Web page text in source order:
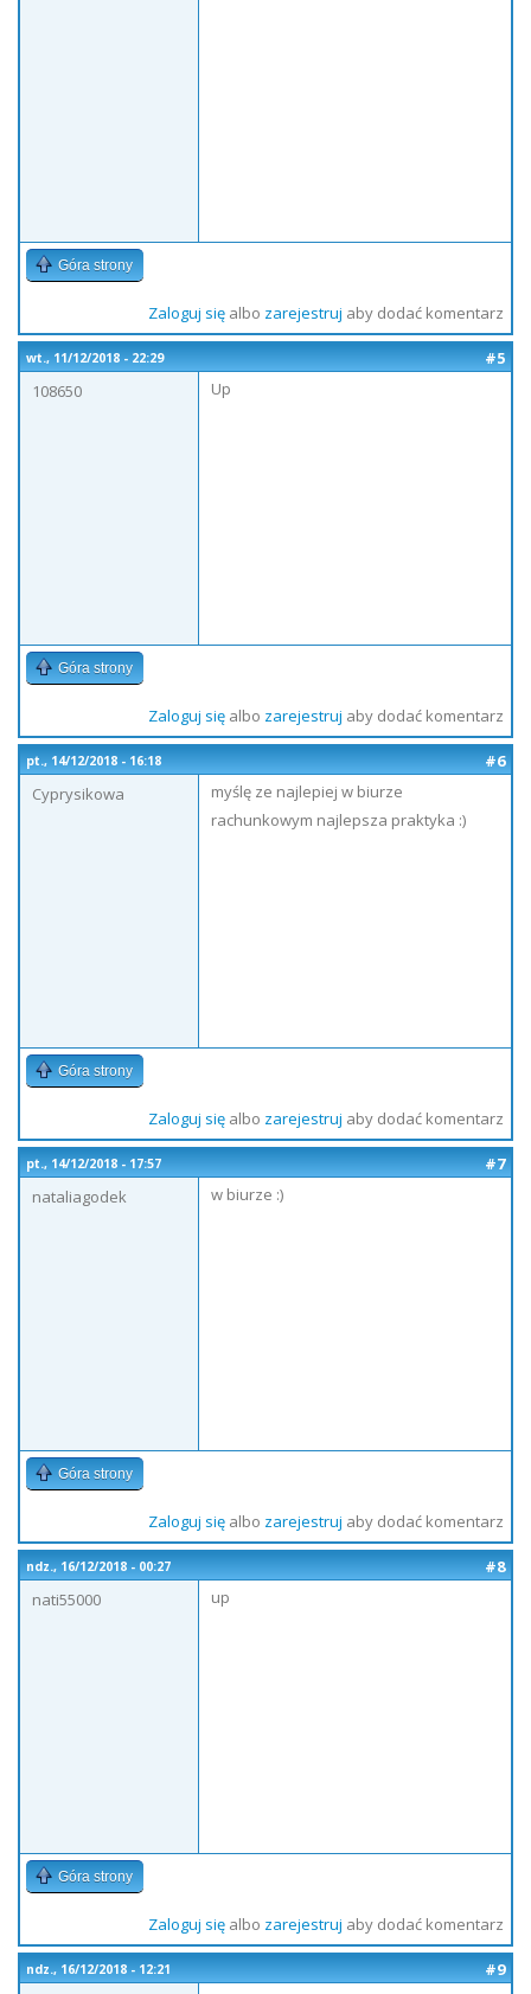
Góra strony
Zaloguj sięalbo zarejestruj aby dodać komentarz
wt., 11/12/2018 - 22:29
#5
108650
Up
Góra strony
Zaloguj sięalbo zarejestruj aby dodać komentarz
pt., 14/12/2018 - 16:18
#6
Cyprysikowa
myślę ze najlepiej w biurze
rachunkowym najlepsza praktyka :)
Góra strony
Zaloguj sięalbo zarejestruj aby dodać komentarz
pt., 14/12/2018 - 17:57
#7
nataliagodek
w biurze :)
Góra strony
Zaloguj sięalbo zarejestruj aby dodać komentarz
ndz., 16/12/2018 - 00:27
#8
nati55000
up
Góra strony
Zaloguj sięalbo zarejestruj aby dodać komentarz
ndz., 16/12/2018 - 12:21
#9